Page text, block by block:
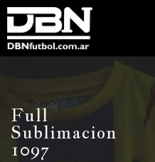
Full
Sublimacion
1097